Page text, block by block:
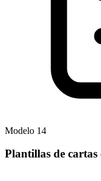
Modelo 14
Plantillas de cartas